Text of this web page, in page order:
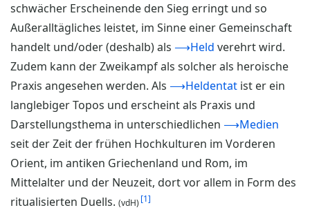
schwächer Erscheinende den Sieg erringt und so
Außeralltägliches leistet, im Sinne einer Gemeinschaft
handelt und/oder (deshalb) als ⟶Held verehrt wird.
Zudem kann der Zweikampf als solcher als heroische
Praxis angesehen werden. Als ⟶Heldentat ist er ein
langlebiger Topos und erscheint als Praxis und
Darstellungsthema in unterschiedlichen ⟶Medien
seit der Zeit der frühen Hochkulturen im Vorderen
Orient, im antiken Griechenland und Rom, im
Mittelalter und der Neuzeit, dort vor allem in Form des
ritualisierten Duells. (vdH) 1